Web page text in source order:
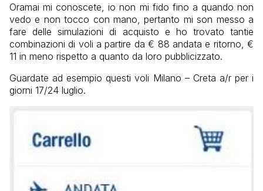
Oramai mi conoscete, io non mi fido fino a quando non
vedo e non tocco con mano, pertanto mi son messo a
fare delle simulazioni di acquisto e ho trovato tantie
combinazioni di voli a partire da € 88 andata e ritorno, €
11 in meno rispetto a quanto da loro pubblicizzato.
Guardate ad esempio questi voli Milano – Creta a/r per i
giorni 17/24 luglio.